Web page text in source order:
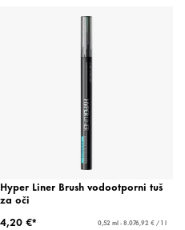
Hyper Liner Brush vodootporni tuš
za oči
4,20 €*
0,52 ml - 8.076,92 € / 1 l